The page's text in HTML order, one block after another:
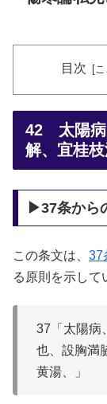
目次
42 太陽病
解、宜桂枝
▶37条から
この条文は、 37
る原則を示して
37「太陽病
也、設胸満
黄湯、」